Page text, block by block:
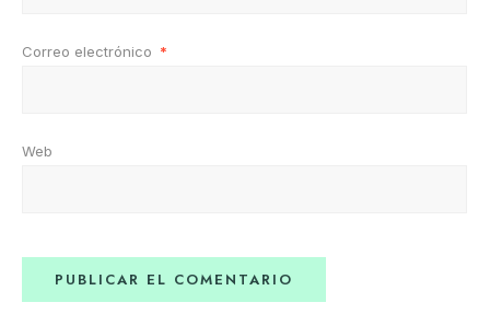
Correo electrónico *
Web